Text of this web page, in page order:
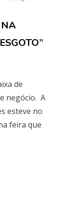
de
negócio. A
esteve no
feira que